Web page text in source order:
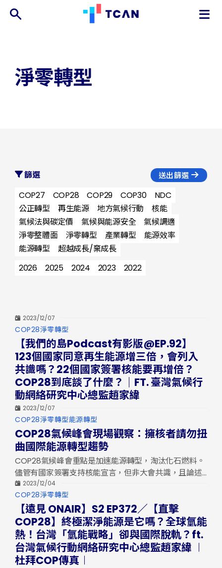
淨零轉型
篩選 送出篩選
COP27 COP28 COP29 COP30
NDC
公正轉型
再生能源 地方氣候行動
核能
氣候法與碳定價
氣候與能源安全
氣候調適
淨零整體面
淨零轉型 產業轉型
能源效率
能源轉型
超越成長/棄成長
2026
2025 2024 2023 2022
2023/12/07
分
類
COP28淨零轉型
【我們的島Podcast有影版@EP.92】
123個國家同意再生能源增三倍，會列入
共識嗎？22個國家簽署核能要再增倍？
COP28到底談了什麼？｜FT. 臺灣氣候行
動網絡研究中心總監趙家緯
2023/12/07
分
類
COP28淨零轉型能源轉型
COP28氣候峰會現場觀察：擁核者請勿扭
曲國際能源轉型趨勢
COP28氣候峰會重點是加速能源轉型，淘汰化石燃料。
儘管有國家簽署支持核能宣言，但非大會共識，且論述
依據過時資訊。國際間投資仍以再生能源為主，核能成
本高且具爭議。台灣應聚焦再生能源發展，加速減碳，
而非誤信擁核論述。
2023/12/04
分
類
COP28淨零轉型
【遠見 ONAIR】S2 EP372／【直擊
COP28】終極潔淨能源是它嗎？全球氫能
熱！台灣「氫能戰略」卻與國際脫軌？ft.
台灣氣候行動網絡研究中心總監趙家緯 ︱
杜拜COP傳真︱